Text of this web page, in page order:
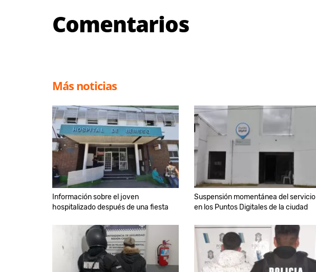
Comentarios
Más noticias
Información sobre el joven
hospitalizado después de una fiesta
Suspensión momentánea del servicio
en los Puntos Digitales de la ciudad